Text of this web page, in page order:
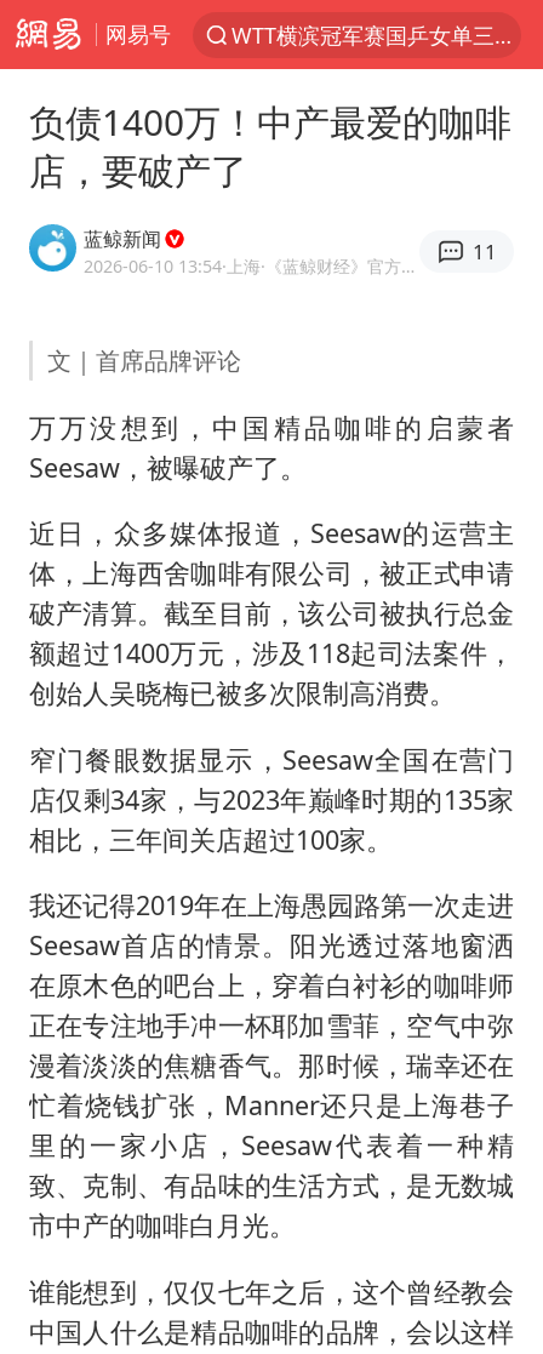
网易号
WTT横滨冠军赛国乒女单三将晋级四强
陈思诚零点晒照为佟丽娅庆生
上四休三，但降薪1000元，你接受吗？
夏日经济乘“热”而上 消费市场向“新”而行
新疆优化调整景区内自驾服务费
检测列车撞人致11死2伤 涉事单位被罚
全民健身事业高质量发展
几元成本的AI广告导致千万市值蒸发
老挝国会主席赛宋蓬逝世
负债1400万！中产最爱的咖啡
店，要破产了
蓝鲸新闻
2026-06-10 13:54·上海 ·《蓝鲸财经》官方网易号
11
文｜首席品牌评论
万万没想到，中国精品咖啡的启蒙者
Seesaw，被曝破产了。
近日，众多媒体报道，Seesaw的运营主
体，上海西舍咖啡有限公司，被正式申请
破产清算。截至目前，该公司被执行总金
额超过1400万元，涉及118起司法案件，
创始人吴晓梅已被多次限制高消费。
窄门餐眼数据显示，Seesaw全国在营门
店仅剩34家，与2023年巅峰时期的135家
相比，三年间关店超过100家。
我还记得2019年在上海愚园路第一次走进
Seesaw首店的情景。阳光透过落地窗洒
在原木色的吧台上，穿着白衬衫的咖啡师
正在专注地手冲一杯耶加雪菲，空气中弥
漫着淡淡的焦糖香气。那时候，瑞幸还在
忙着烧钱扩张，Manner还只是上海巷子
里的一家小店，Seesaw代表着一种精
致、克制、有品味的生活方式，是无数城
市中产的咖啡白月光。
谁能想到，仅仅七年之后，这个曾经教会
中国人什么是精品咖啡的品牌，会以这样